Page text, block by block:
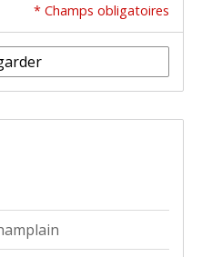
* Champs obligatoires